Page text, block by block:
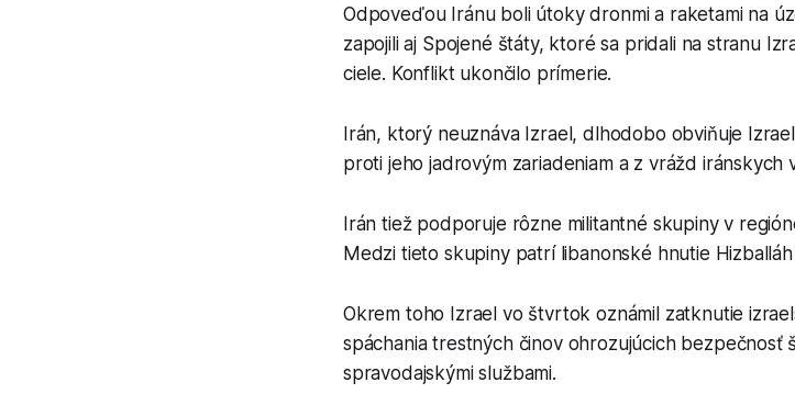
Odpoveďou Iránu boli útoky dronmi a raketami na
zapojili aj Spojené štáty, ktoré sa pridali na stranu
ciele. Konflikt ukončilo prímerie.
Irán, ktorý neuznáva Izrael, dlhodobo obviňuje
proti jeho jadrovým zariadeniam a z vrážd iránskych
Irán tiež podporuje rôzne militantné skupiny v
Medzi tieto skupiny patrí libanonské hnutie
Okrem toho Izrael vo štvrtok oznámil zatknutie
spáchania trestných činov ohrozujúcich bezpečnosť
spravodajskými službami.